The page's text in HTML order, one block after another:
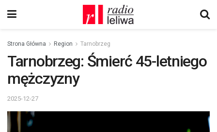
Strona Główna Region Tarnobrzeg
Tarnobrzeg: Śmierć 45-letniego
mężczyzny
2025-12-27